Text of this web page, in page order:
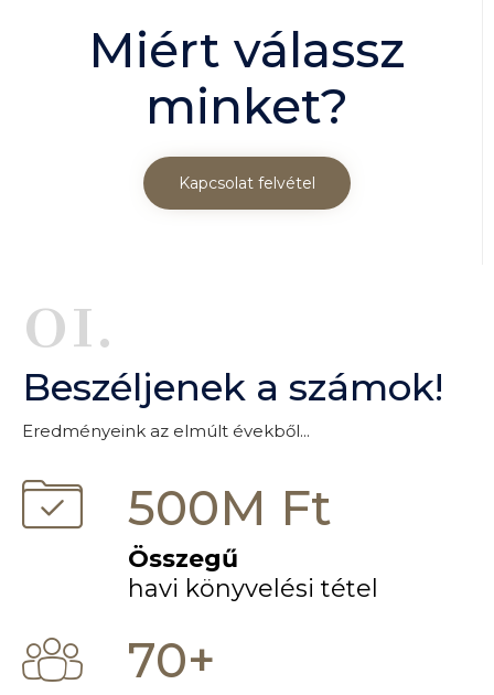
Miért válassz
minket?
Kapcsolat felvétel
01.
Beszéljenek a számok!
Eredményeink az elmúlt évekből...
500M Ft
Összegű
havi könyvelési tétel
70+